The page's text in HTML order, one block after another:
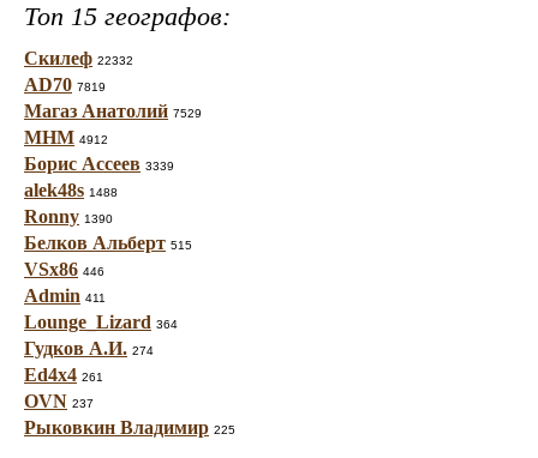
Топ 15 географов:
Скилеф 22332
AD70 7819
Магаз Анатолий 7529
МНМ 4912
Борис Ассеев 3339
alek48s 1488
Ronny 1390
Белков Альберт 515
VSx86 446
Admin 411
Lounge_Lizard 364
Гудков А.И. 274
Ed4x4 261
OVN 237
Рыковкин Владимир 225